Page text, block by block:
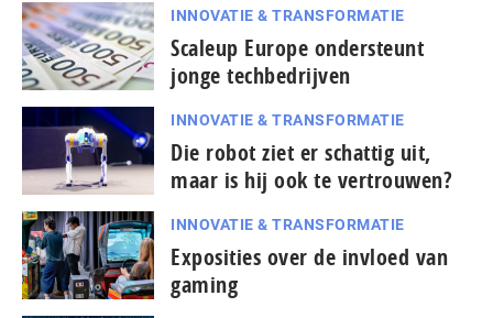
INNOVATIE & TRANSFORMATIE
Scaleup Europe ondersteunt
jonge techbedrijven
INNOVATIE & TRANSFORMATIE
Die robot ziet er schattig uit,
maar is hij ook te vertrouwen?
INNOVATIE & TRANSFORMATIE
Exposities over de invloed van
gaming